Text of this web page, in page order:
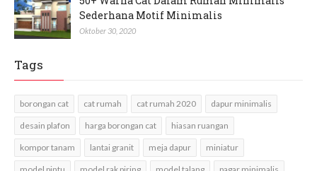
Sederhana Motif Minimalis
Oktober 30, 2020
Tags
borongan cat cat rumah cat rumah 2020 dapur minimalis
desain plafon harga borongan cat hiasan ruangan
kompor tanam lantai granit meja dapur miniatur